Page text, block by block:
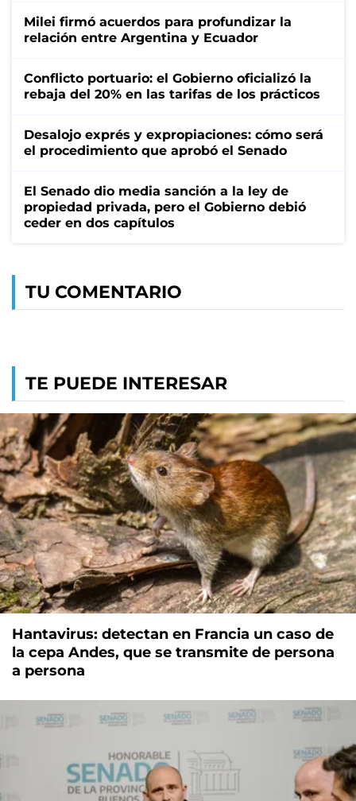
Milei firmó acuerdos para profundizar la
relación entre Argentina y Ecuador
Conflicto portuario: el Gobierno oficializó la
rebaja del 20% en las tarifas de los prácticos
Desalojo exprés y expropiaciones: cómo será
el procedimiento que aprobó el Senado
El Senado dio media sanción a la ley de
propiedad privada, pero el Gobierno debió
ceder en dos capítulos
TU COMENTARIO
TE PUEDE INTERESAR
Hantavirus: detectan en Francia un caso de
la cepa Andes, que se transmite de persona
a persona